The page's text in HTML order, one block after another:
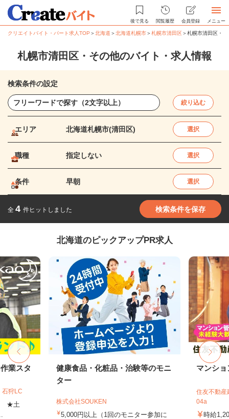
後で見る 閲覧履歴 会員登録 メニュー
クリエイトバイト・パート求人TOP ＞北海道 ＞北海道札幌市＞札幌市清田区＞札幌市清田区・
札幌市清田区・その他のバイト・求人情報
検索条件の設定
絞り込む
エリア 北海道札幌市(清田区) 選択
職種 指定しない 選択
条件 早朝 選択
全 4 件ヒットしました 検索条件を保存
北海道のピックアップPR求人
業スタ
狩LC
★土
健康食品・化粧品・治験等のモニ
ター
株式会社SOUKEN
5,000円以上（1回のモニター参加に
マンシ
住友不動産
04a
時給